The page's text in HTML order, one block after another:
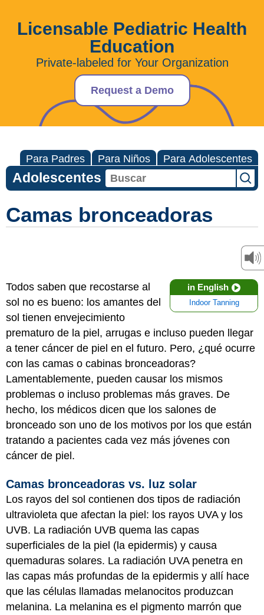
Licensable Pediatric Health
Education
Private-labeled for Your Organization
Request a Demo
Para Padres Para Niños Para Adolescentes
Adolescentes
Camas bronceadoras
in English
Indoor Tanning
Todos saben que recostarse al
sol no es bueno: los amantes del
sol tienen envejecimiento
prematuro de la piel, arrugas e incluso pueden llegar
a tener cáncer de piel en el futuro. Pero, ¿qué ocurre
con las camas o cabinas bronceadoras?
Lamentablemente, pueden causar los mismos
problemas o incluso problemas más graves. De
hecho, los médicos dicen que los salones de
bronceado son uno de los motivos por los que están
tratando a pacientes cada vez más jóvenes con
cáncer de piel.
Camas bronceadoras vs. luz solar
Los rayos del sol contienen dos tipos de radiación
ultravioleta que afectan la piel: los rayos UVA y los
UVB. La radiación UVB quema las capas
superficiales de la piel (la epidermis) y causa
quemaduras solares. La radiación UVA penetra en
las capas más profundas de la epidermis y allí hace
que las células llamadas melanocitos produzcan
melanina. La melanina es el pigmento marrón que